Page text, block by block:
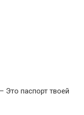
Это паспорт твоей